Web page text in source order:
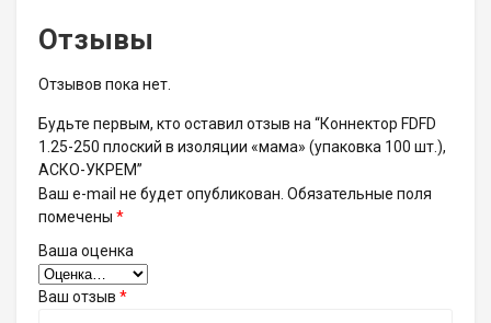
Отзывы
Отзывов пока нет.
Будьте первым, кто оставил отзыв на “Коннектор FDFD
1.25-250 плоский в изоляции «мама» (упаковка 100 шт.),
АСКО-УКРЕМ”
Ваш e-mail не будет опубликован. Обязательные поля
помечены *
Ваша оценка
Ваш отзыв *